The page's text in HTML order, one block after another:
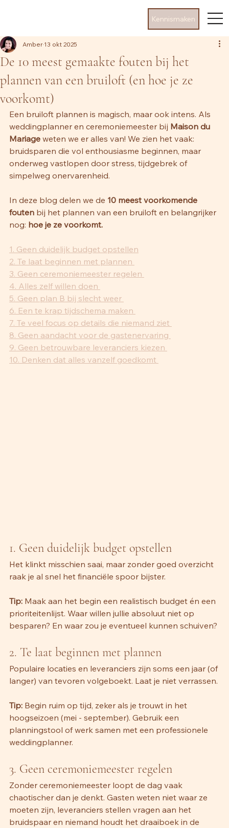
Kennismaken
De 10 meest gemaakte fouten bij het
plannen van een bruiloft (en hoe je ze
voorkomt)
Amber 13 okt 2025
Een bruiloft plannen is magisch, maar ook intens. Als
weddingplanner en ceremoniemeester bij Maison du
Mariage weten we er alles van! We zien het vaak:
bruidsparen die vol enthousiasme beginnen, maar
onderweg vastlopen door stress, tijdgebrek of
simpelweg onervarenheid.
In deze blog delen we de 10 meest voorkomende
fouten bij het plannen van een bruiloft en belangrijker
nog: hoe je ze voorkomt.
1. Geen duidelijk budget opstellen
2. Te laat beginnen met plannen
3. Geen ceremoniemeester regelen
4. Alles zelf willen doen
5. Geen plan B bij slecht weer
6. Een te krap tijdschema maken
7. Te veel focus op details die niemand ziet
8. Geen aandacht voor de gastenervaring
9. Geen betrouwbare leveranciers kiezen
10. Denken dat alles vanzelf goedkomt
1. Geen duidelijk budget opstellen
Het klinkt misschien saai, maar zonder goed overzicht
raak je al snel het financiële spoor bijster.
Tip: Maak aan het begin een realistisch budget én een
prioriteitenlijst. Waar willen jullie absoluut niet op
besparen? En waar zou je eventueel kunnen schuiven?
2. Te laat beginnen met plannen
Populaire locaties en leveranciers zijn soms een jaar (of
langer) van tevoren volgeboekt. Laat je niet verrassen.
Tip: Begin ruim op tijd, zeker als je trouwt in het
hoogseizoen (mei - september). Gebruik een
planningstool of werk samen met een professionele
weddingplanner.
3. Geen ceremoniemeester regelen
Zonder ceremoniemeester loopt de dag vaak
chaotischer dan je denkt. Gasten weten niet waar ze
moeten zijn, leveranciers stellen vragen aan het
bruidspaar en niemand houdt het draaiboek in de